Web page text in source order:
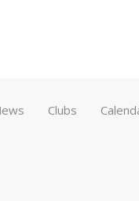
Clubs